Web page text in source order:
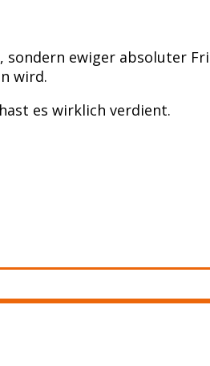
ewiger absoluter
wird.
es wirklich verdient.